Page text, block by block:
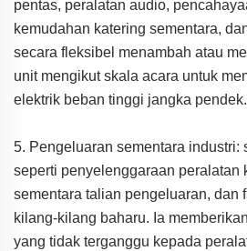
pentas, peralatan audio,
kemudahan katering sementara,
secara fleksibel menambah atau
unit mengikut skala acara untuk
elektrik beban tinggi jangka pendek.
5. Pengeluaran sementara industri:
seperti penyelenggaraan peralatan
sementara talian pengeluaran, dan
kilang-kilang baharu. Ia
yang tidak terganggu kepada